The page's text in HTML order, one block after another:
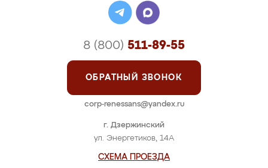
г. Дзержинский
ул. Энергетиков, 14А
СХЕМА ПРОЕЗДА
8 (800) 511-89-55
ОБРАТНЫЙ ЗВОНОК
corp-renessans@yandex.ru